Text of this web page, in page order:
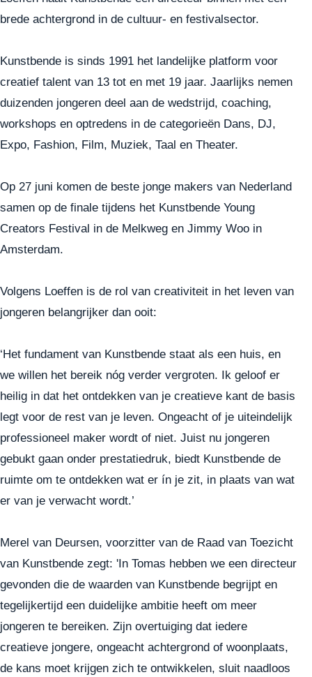
brede achtergrond in de cultuur- en festivalsector.
Kunstbende is sinds 1991 het landelijke platform voor
creatief talent van 13 tot en met 19 jaar. Jaarlijks nemen
duizenden jongeren deel aan de wedstrijd, coaching,
workshops en optredens in de categorieën Dans, DJ,
Expo, Fashion, Film, Muziek, Taal en Theater.
Op 27 juni komen de beste jonge makers van Nederland
samen op de finale tijdens het Kunstbende Young
Creators Festival in de Melkweg en Jimmy Woo in
Amsterdam.
Volgens Loeffen is de rol van creativiteit in het leven van
jongeren belangrijker dan ooit:
‘Het fundament van Kunstbende staat als een huis, en
we willen het bereik nóg verder vergroten. Ik geloof er
heilig in dat het ontdekken van je creatieve kant de basis
legt voor de rest van je leven. Ongeacht of je uiteindelijk
professioneel maker wordt of niet. Juist nu jongeren
gebukt gaan onder prestatiedruk, biedt Kunstbende de
ruimte om te ontdekken wat er ín je zit, in plaats van wat
er van je verwacht wordt.’
Merel van Deursen, voorzitter van de Raad van Toezicht
van Kunstbende zegt: 'In Tomas hebben we een directeur
gevonden die de waarden van Kunstbende begrijpt en
tegelijkertijd een duidelijke ambitie heeft om meer
jongeren te bereiken. Zijn overtuiging dat iedere
creatieve jongere, ongeacht achtergrond of woonplaats,
de kans moet krijgen zich te ontwikkelen, sluit naadloos